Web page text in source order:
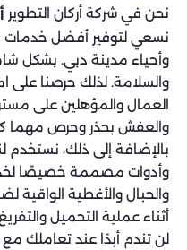
نحن في شركة أركان التطوير
نسعي لتوفير أفضل
وأحياء مدينة دبي. بشكل
والسلامة. لذلك حرصنا
العمال والمؤهلين على
والعفش بحذر وحرص مهما
بالإضافة إلى ذلك،
وأدوات مصممة خصيصًا
والحبال والأغطية الواقية
أثناء عملية التحميل
لن تندم أبدًا عند تعاملك مع